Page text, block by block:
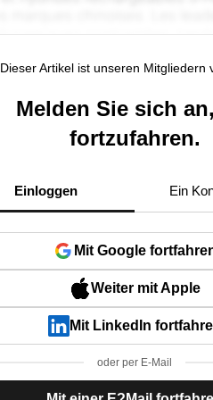
Dieser Artikel ist unseren Mitgliedern
Melden Sie sich
fortzufahren.
Einloggen Ein
Mit Google
Weiter mit Apple
Mit LinkedIn
oder per E-Mail